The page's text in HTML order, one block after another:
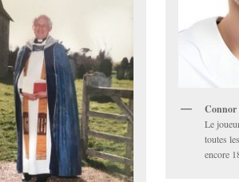
Connor
Le
toutes
encore